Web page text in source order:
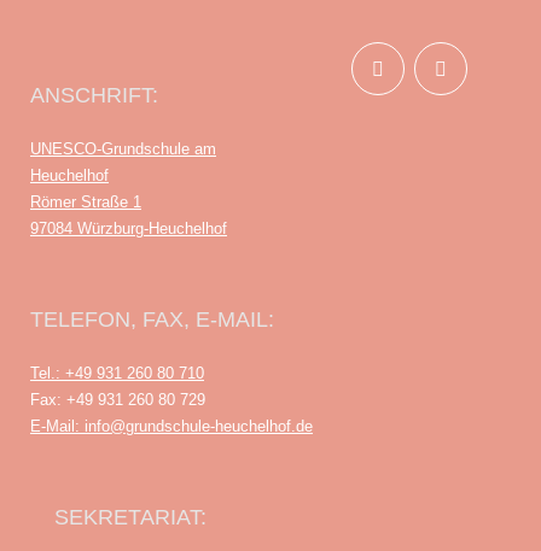
ANSCHRIFT:
UNESCO-Grundschule am
Heuchelhof
Römer Straße 1
97084 Würzburg-Heuchelhof
TELEFON, FAX, E-MAIL:
Tel.: +49 931 260 80 710
Fax: +49 931 260 80 729
E-Mail: info@grundschule-heuchelhof.de
SEKRETARIAT: